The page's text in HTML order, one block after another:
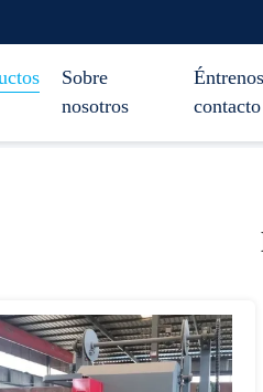
Sobre
nosotros